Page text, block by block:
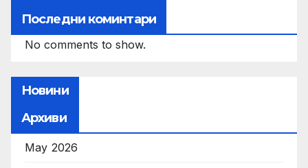
Последни коминтари
No comments to show.
Новини
Архиви
May 2026